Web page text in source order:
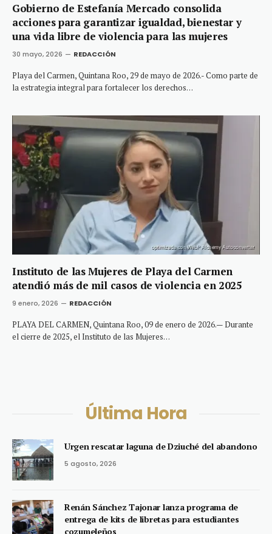
Gobierno de Estefanía Mercado consolida
acciones para garantizar igualdad, bienestar y
una vida libre de violencia para las mujeres
30 mayo, 2026 REDACCIÓN
Playa del Carmen, Quintana Roo, 29 de mayo de 2026.- Como parte de
la estrategia integral para fortalecer los derechos…
Instituto de las Mujeres de Playa del Carmen
atendió más de mil casos de violencia en 2025
9 enero, 2026 REDACCIÓN
PLAYA DEL CARMEN, Quintana Roo, 09 de enero de 2026.— Durante
el cierre de 2025, el Instituto de las Mujeres…
Última Hora
Urgen rescatar laguna de Dziuché del abandono
5 agosto, 2026
Renán Sánchez Tajonar lanza programa de
entrega de kits de libretas para estudiantes
cozumeleños